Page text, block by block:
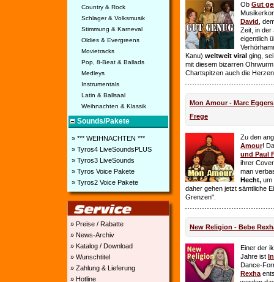
Country & Rock
Schlager & Volksmusik
Stimmung & Karneval
Oldies & Evergreens
Movietracks
Pop, 8-Beat & Ballads
Medleys
Instrumentals
Latin & Ballsaal
Weihnachten & Klassik
Sounds/Pakete
» *** WEIHNACHTEN ***
» Tyros4 LiveSoundsPLUS
» Tyros3 LiveSounds
» Tyros Voice Pakete
» Tyros2 Voice Pakete
» Preise / Rabatte
» News-Archiv
» Katalog / Download
» Wunschtitel
» Zahlung & Lieferung
» Hotline
Ob Gut
David ,
Zeit, in der
eigentlich
Kanu) weltweit viral ging,
mit diesem bizarren
Chartspitzen auch die
Mon Amour - Marc
Frege
Zu den
Amour!
und Paul
ihrer
man
Hecht, um
daher gehen jetzt sämtliche
Grenzen".
New Religion - Bebe
Einer der
Jahre ist
Dance-
Rexha